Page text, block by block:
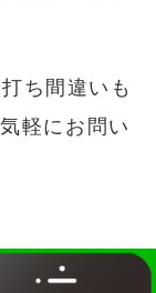
ち間違いも
軽にお問い